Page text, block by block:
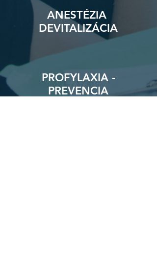
ANESTÉZIA
DEVITALIZÁCIA
PROFYLAXIA -
PREVENCIA